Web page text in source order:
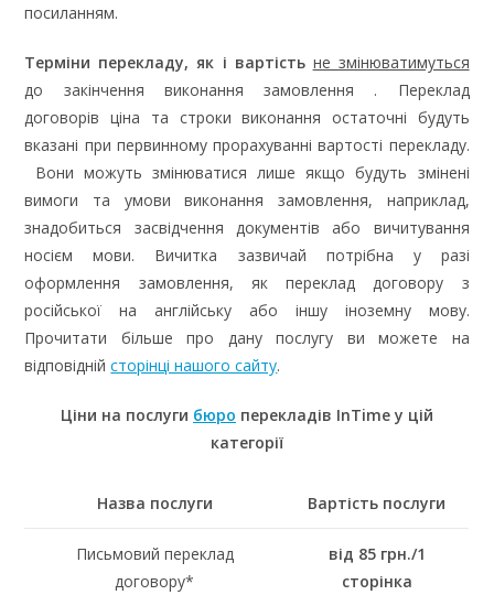
посиланням.
Терміни перекладу, як і вартість не змінюватимуться
до закінчення виконання замовлення . Переклад
договорів ціна та строки виконання остаточні будуть
вказані при первинному прорахуванні вартості перекладу.
Вони можуть змінюватися лише якщо будуть змінені
вимоги та умови виконання замовлення, наприклад,
знадобиться засвідчення документів або вичитування
носієм мови. Вичитка зазвичай потрібна у разі
оформлення замовлення, як переклад договору з
російської на англійську або іншу іноземну мову.
Прочитати більше про дану послугу ви можете на
відповіднійсторінці нашого сайту.
Ціни на послуги бюро перекладів InTime у цій
категорії
Назва послуги Вартість послуги
Письмовий переклад
договору*
від 85 грн./1
сторінка